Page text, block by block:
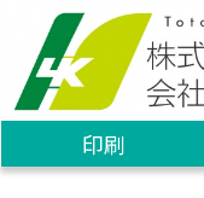
印刷